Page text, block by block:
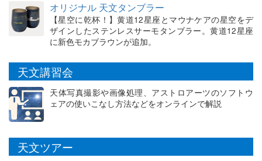
オリジナル 天文タンブラー
【星空に乾杯！】黄道12星座とマウナケアの星空をデ
ザインしたステンレスサーモタンブラー。黄道12星座
に新色モカブラウンが追加。
天文講習会
天体写真撮影や画像処理、アストロアーツのソフトウ
ェアの使いこなし方法などをオンラインで解説
天文ツアー